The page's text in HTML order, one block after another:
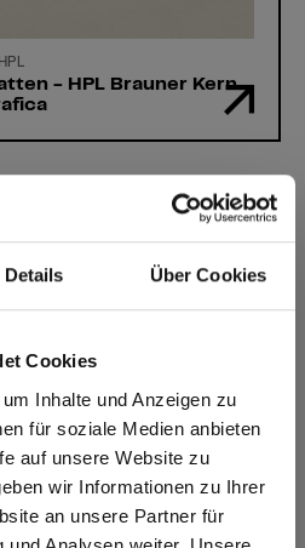
Details Über Cookies
Cookies
Inhalte und Anzeigen zu
für soziale Medien anbieten
auf unsere Website zu
wir Informationen zu Ihrer
an unsere Partner für
- HPL Brauner Kern